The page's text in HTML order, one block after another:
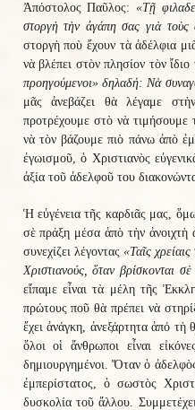
Ἀπόστολος Παῦλος: «Τῇ
στοργὴ τὴν ἀγάπη σας γιὰ τοὺς
στοργὴ ποὺ ἔχουν τὰ ἀδέλφια
νὰ βλέπει στὸν πλησίον τὸν
προηγούμενοι» δηλαδή: Νὰ
μᾶς ἀνεβάζει θὰ λέγαμε
προτρέχουμε στὸ νὰ τιμήσουμε
νὰ τὸν βάζουμε πιὸ πάνω ἀπὸ
ἐγωισμοῦ, ὁ Χριστιανὸς
ἀξία τοῦ ἀδελφοῦ του
Ἡ εὐγένεια τῆς καρδιᾶς μας,
σὲ πράξη μέσα ἀπὸ τὴν ἀνοιχτὴ
συνεχίζει λέγοντας «Ταῖς
Χριστιανούς, ὅταν βρίσκονται
εἴπαμε εἶναι τὰ μέλη τῆς
πρώτους ποῦ θὰ πρέπει νὰ
ἔχει ἀνάγκη, ἀνεξάρτητα ἀπό
ὅλοι οἱ ἄνθρωποι εἶναι
δημιουργημένοι. Ὅταν ὁ
ἐμπερίστατος, ὁ σωστὸς
δυσκολία τοῦ ἄλλου.